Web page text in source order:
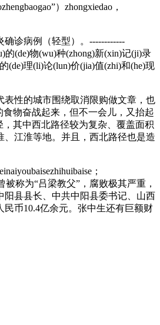
）zhongxiedao，
诊病例（轻型）。------------
(de)物(wu)种(zhong)新(xin)记(ji)录
(de)理(li)论(lun)价(jia)值(zhi)和(he)现
性的城市围绕取消限购做文章，也
物奋战起来，但不一会儿，又抬起
其中西北路径较为复杂、覆盖面积
江淮等地。并且，西北路径也是造
；
被称为“吕梁教父”，腐败极其严重，
阳县县长、中共中阳县委书记、山西
币10.4亿余元。张中生还有巨额财